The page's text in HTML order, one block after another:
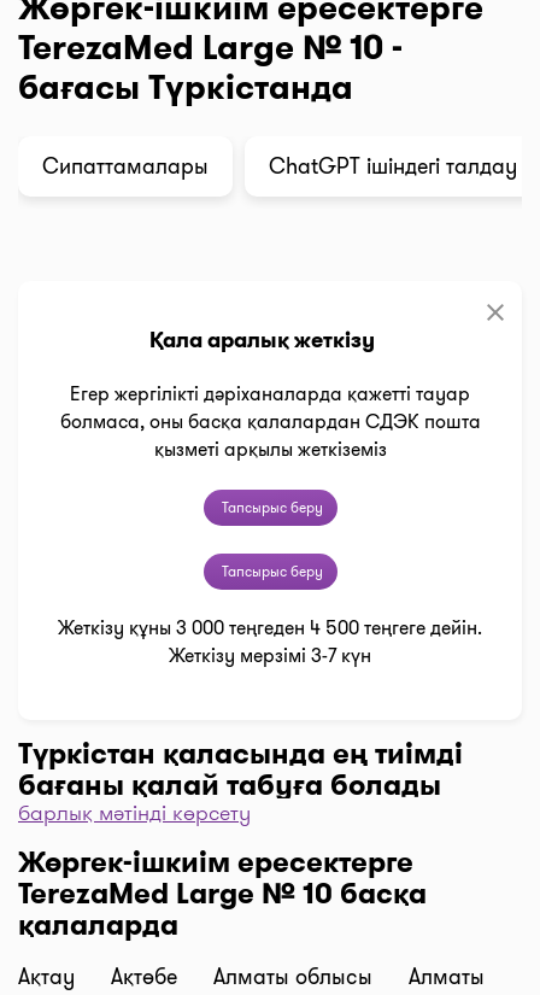
TerezaMed Large № 10 -
бағасы Түркістанда
Сипаттамалары ChatGPT ішіндегі талдау
Қала аралық жеткізу
clear
Егер жергілікті дәріханаларда қажетті тауар
болмаса, оны басқа қалалардан СДЭК пошта
қызметі арқылы жеткіземіз
Тапсырыс беру
Тапсырыс беру
Жеткізу құны 3 000 теңгеден 4 500 теңгеге дейін.
Жеткізу мерзімі 3-7 күн
Түркістан қаласында ең тиімді
бағаны қалай табуға болады
Дәріханаларды баға бойынша іріктеу үшін “Сүзгі”
түймесін, одан әрі “Бағасы бойынша, 1… бастап
…” және “Таңдау” деген түймені басыңыз.
Дәріханадағы ең төмен баға сіздің алдыңызда. I-
Жеткізу
барлық мәтінді көрсету
Жөргек-ішкиім ересектерге
TerezaMed Large № 10 басқа
қалаларда
Ақтау Ақтөбе Алматы облысы
Алматы